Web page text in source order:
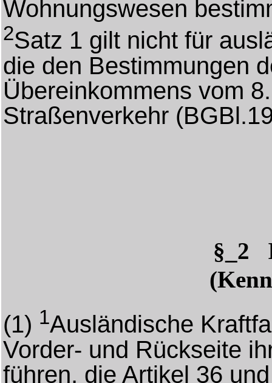
Wohnungswesen
2Satz 1 gilt nicht für
die den Bestimmungen
Übereinkommens vom
Straßenverkehr
§_2
(1) 1Ausländische
Vorder- und Rückseite
führen, die Artikel 36